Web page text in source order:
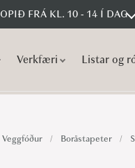
OPIÐ FRÁ KL. 10 - 14 Í DAG
Verkfæri Listar og
Veggfóður / Boråstapeter /